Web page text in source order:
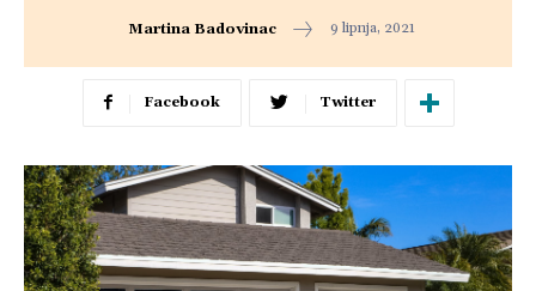
Martina Badovinac 9 lipnja, 2021
Facebook Twitter